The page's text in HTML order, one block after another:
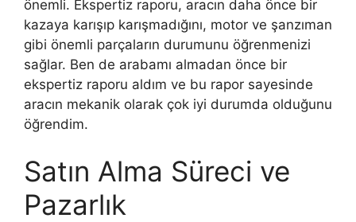
önemli. Ekspertiz raporu, aracın daha önce bir
kazaya karışıp karışmadığını, motor ve şanzıman
gibi önemli parçaların durumunu öğrenmenizi
sağlar. Ben de arabamı almadan önce bir
ekspertiz raporu aldım ve bu rapor sayesinde
aracın mekanik olarak çok iyi durumda olduğunu
öğrendim.
Satın Alma Süreci ve
Pazarlık